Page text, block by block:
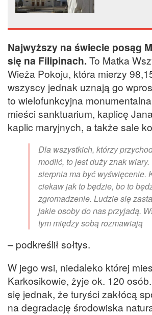
Najwyższy na świecie posąg
się na Filipinach. To Matka
Wieża Pokoju, która mierzy
wszyscy jednak uznają go
to wielofunkcyjna
mieści sanktuarium, kaplicę
kaplic maryjnych, a także sale
Dla wszystkich, którzy
modlić, to jest duży znak
sierpnia ma być wyświęcenie.
ciekaw jak to będzie, bo to
zgromadzenie. Ludzie się
jakie osoby do nas przyjadą.
tym między sobą rozmawiają
– podkreślił sołtys.
W jego wsi, niedaleko której
Karkosikowie, żyje ok. 120
się jednak, że turyści zakłócą
na degradację środowiska